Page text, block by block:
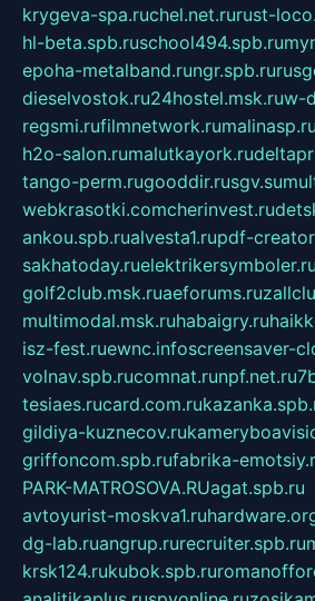
krygeva-spa.ruchel.net.rurust-
hl-beta.spb.ruschool494.spb.ru
epoha-metalband.rungr.spb.ru
dieselvostok.ru24hostel.msk.ruw-
regsmi.rufilmnetwork.rumalinasp.ru
h2o-salon.rumalutkayork.ru
tango-perm.rugooddir.rusgv.su
webkrasotki.comcherinvest.ru
ankou.spb.rualvesta1.rupdf-
sakhatoday.ruelektrikersymboler.ru
golf2club.msk.ruaeforums.ru
multimodal.msk.ruhabaigry.ru
isz-fest.ruewnc.infoscreensaver-
volnav.spb.rucomnat.runpf.net.ru
tesiaes.rucard.com.ru
gildiya-kuznecov.ru
griffoncom.spb.rufabrika-
PARK-MATROSOVA.RUagat.spb.ru
avtoyurist-moskva1.ru
dg-lab.ruangrup.rurecruiter.spb.ru
krsk124.rukubok.spb.ru